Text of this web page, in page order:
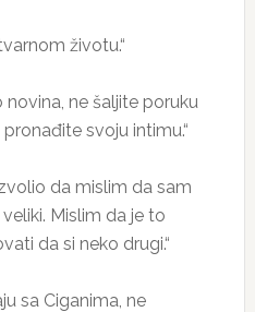
životu.“
novina, ne šaljite poruku
svoju intimu.“
da mislim da sam
Mislim da je to
da si neko drugi.“
sa Ciganima, ne